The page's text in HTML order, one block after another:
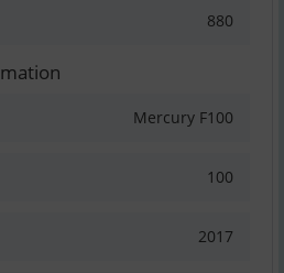
880
Mercury F100
100
2017